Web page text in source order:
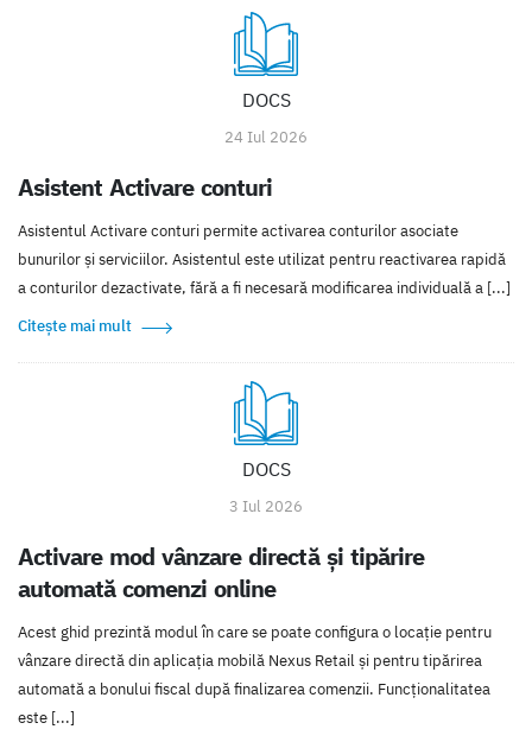
DOCS
24 Iul 2026
Asistent Activare conturi
Asistentul Activare conturi permite activarea conturilor asociate
bunurilor și serviciilor. Asistentul este utilizat pentru reactivarea rapidă
a conturilor dezactivate, fără a fi necesară modificarea individuală a [...]
Citește mai mult
DOCS
3 Iul 2026
Activare mod vânzare directă și tipărire
automată comenzi online
Acest ghid prezintă modul în care se poate configura o locație pentru
vânzare directă din aplicația mobilă Nexus Retail și pentru tipărirea
automată a bonului fiscal după finalizarea comenzii. Funcționalitatea
este [...]